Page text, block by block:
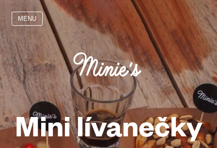
MENU
Mini lívanečky